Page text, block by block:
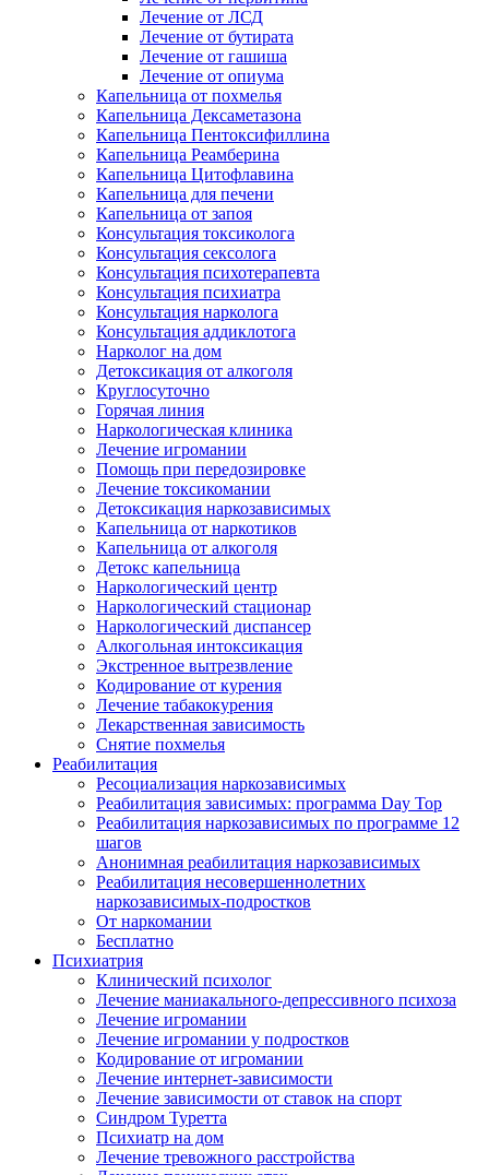
Лечение от ЛСД
Лечение от бутирата
Лечение от гашиша
Лечение от опиума
Капельница от похмелья
Капельница Дексаметазона
Капельница Пентоксифиллина
Капельница Реамберина
Капельница Цитофлавина
Капельница для печени
Капельница от запоя
Консультация токсиколога
Консультация сексолога
Консультация психотерапевта
Консультация психиатра
Консультация нарколога
Консультация аддиклотога
Нарколог на дом
Детоксикация от алкоголя
Круглосуточно
Горячая линия
Наркологическая клиника
Лечение игромании
Помощь при передозировке
Лечение токсикомании
Детоксикация наркозависимых
Капельница от наркотиков
Капельница от алкоголя
Детокс капельница
Наркологический центр
Наркологический стационар
Наркологический диспансер
Алкогольная интоксикация
Экстренное вытрезвление
Кодирование от курения
Лечение табакокурения
Лекарственная зависимость
Снятие похмелья
Реабилитация
Ресоциализация наркозависимых
Реабилитация зависимых: программа Day Top
Реабилитация наркозависимых по программе 12
шагов
Анонимная реабилитация наркозависимых
Реабилитация несовершеннолетних
наркозависимых-подростков
От наркомании
Бесплатно
Психиатрия
Клинический психолог
Лечение маниакального-депрессивного психоза
Лечение игромании
Лечение игромании у подростков
Кодирование от игромании
Лечение интернет-зависимости
Лечение зависимости от ставок на спорт
Синдром Туретта
Психиатр на дом
Лечение тревожного расстройства